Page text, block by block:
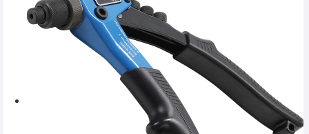
CATALOAGE
PRODUCATORI
BLOG